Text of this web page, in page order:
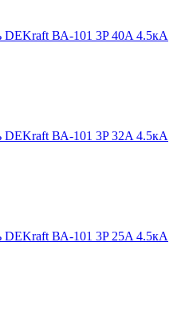
DEKraft ВА-101 3P 40A 4.5кА
DEKraft ВА-101 3P 32A 4.5кА
DEKraft ВА-101 3P 25A 4.5кА